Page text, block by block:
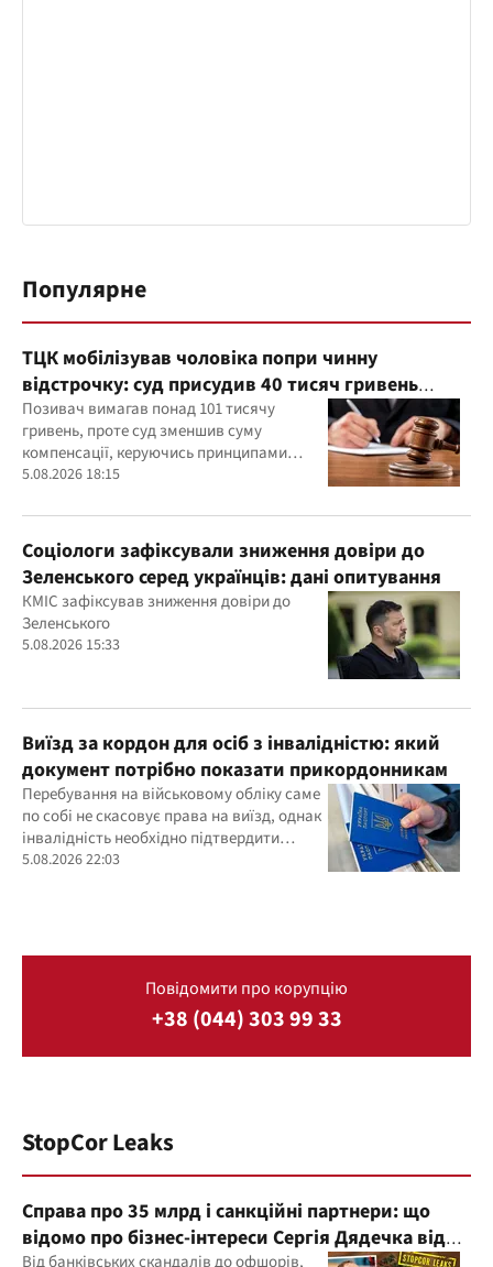
Популярне
ТЦК мобілізував чоловіка попри чинну
відстрочку: суд присудив 40 тисяч гривень
компенсації
Позивач вимагав понад 101 тисячу
гривень, проте суд зменшив суму
компенсації, керуючись принципами
розумності та співмірності
5.08.2026 18:15
Соціологи зафіксували зниження довіри до
Зеленського серед українців: дані опитування
КМІС зафіксував зниження довіри до
Зеленського
5.08.2026 15:33
Виїзд за кордон для осіб з інвалідністю: який
документ потрібно показати прикордонникам
Перебування на військовому обліку саме
по собі не скасовує права на виїзд, однак
інвалідність необхідно підтвердити
документально
5.08.2026 22:03
Повідомити про корупцію
+38 (044) 303 99 33
StopCor Leaks
Справа про 35 млрд і санкційні партнери: що
відомо про бізнес-інтереси Сергія Дядечка від
Від банківських скандалів до офшорів,